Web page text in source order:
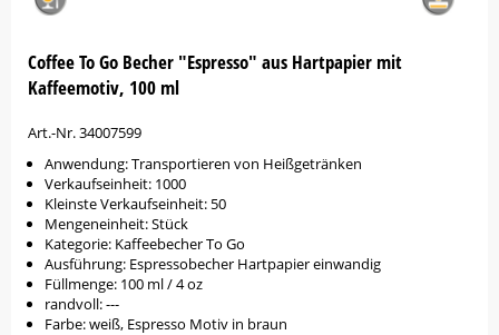
Coffee To Go Becher "Espresso" aus Hartpapier mit
Kaffeemotiv, 100 ml
Art.-Nr. 34007599
Anwendung: Transportieren von Heißgetränken
Verkaufseinheit: 1000
Kleinste Verkaufseinheit: 50
Mengeneinheit: Stück
Kategorie: Kaffeebecher To Go
Ausführung: Espressobecher Hartpapier einwandig
Füllmenge: 100 ml / 4 oz
randvoll: ---
Farbe: weiß, Espresso Motiv in braun